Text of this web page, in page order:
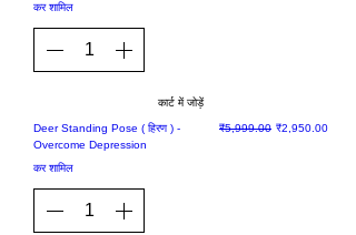
कर शामिल
कार्ट में जोड़ें
Sale
Deer Standing Pose ( हिरण ) -
Overcome Depression
नियमित मूल्य
₹5,999.00 बिक्री मूल्य
₹2,950.00
कर शामिल